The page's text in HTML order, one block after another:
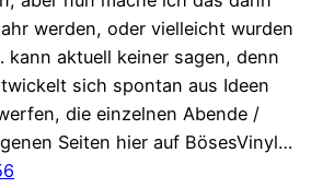
werden, oder vielleicht wurden
aktuell keiner sagen, denn
sich spontan aus Ideen
die einzelnen Abende /
Seiten hier auf BösesVinyl…